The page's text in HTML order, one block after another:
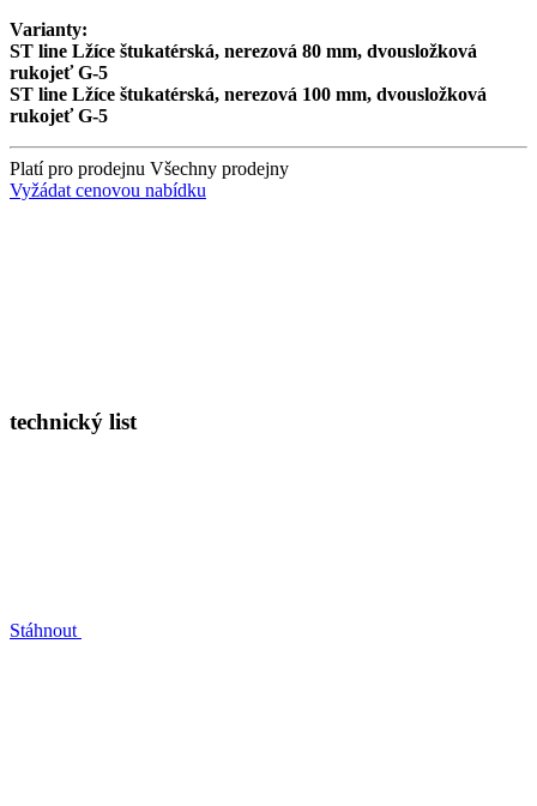
Varianty:
ST line Lžíce štukatérská, nerezová 80 mm, dvousložková
rukojeť G-5
ST line Lžíce štukatérská, nerezová 100 mm, dvousložková
rukojeť G-5
Platí pro prodejnu Všechny prodejny
Vyžádat cenovou nabídku
technický list
Stáhnout